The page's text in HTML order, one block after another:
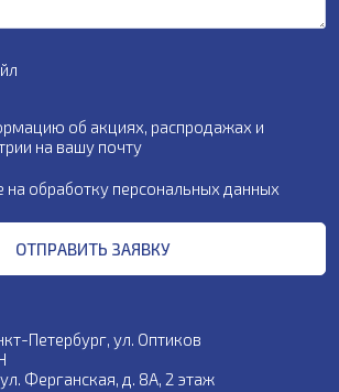
об акциях, распродажах и
на вашу почту
на обработку персональных данных
ОТПРАВИТЬ ЗАЯВКУ
Петербург, ул. Оптиков
Ферганская, д. 8А, 2 этаж